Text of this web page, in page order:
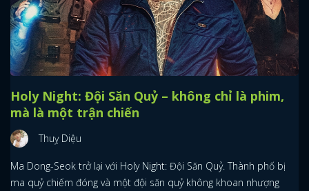
Holy Night: Đội Săn Quỷ – không chỉ là phim,
mà là một trận chiến
Thuỵ Diệu
Ma Dong-Seok trở lại với Holy Night: Đội Săn Quỷ. Thành phố bị
ma quỷ chiếm đóng và một đội săn quỷ không khoan nhượng